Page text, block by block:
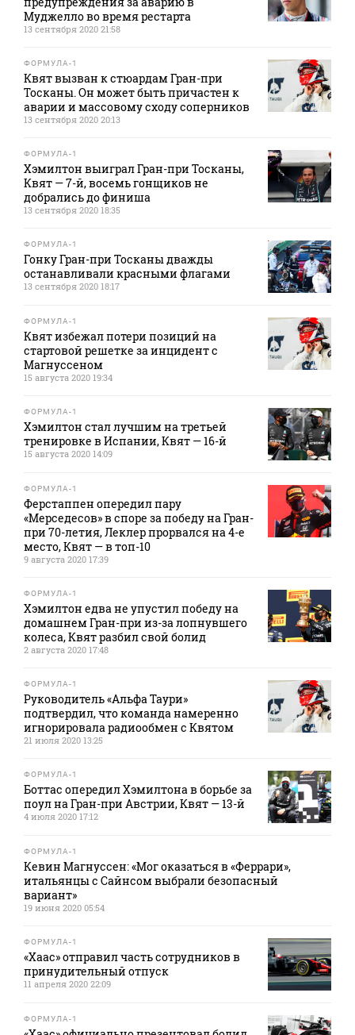
Муджелло во время рестарта
13 сентября 2020 21:58
ФОРМУЛА-1
Квят вызван к стюардам Гран-при
Тосканы. Он может быть причастен к
аварии и массовому сходу соперников
13 сентября 2020 20:13
ФОРМУЛА-1
Хэмилтон выиграл Гран-при Тосканы,
Квят — 7-й, восемь гонщиков не
добрались до финиша
13 сентября 2020 18:35
ФОРМУЛА-1
Гонку Гран-при Тосканы дважды
останавливали красными флагами
13 сентября 2020 18:17
ФОРМУЛА-1
Квят избежал потери позиций на
стартовой решетке за инцидент с
Магнуссеном
15 августа 2020 19:34
ФОРМУЛА-1
Хэмилтон стал лучшим на третьей
тренировке в Испании, Квят — 16-й
15 августа 2020 14:09
ФОРМУЛА-1
Ферстаппен опередил пару
«Мерседесов» в споре за победу на Гран-
при 70-летия, Леклер прорвался на 4-е
место, Квят — в топ-10
9 августа 2020 17:39
ФОРМУЛА-1
Хэмилтон едва не упустил победу на
домашнем Гран-при из-за лопнувшего
колеса, Квят разбил свой болид
2 августа 2020 17:48
ФОРМУЛА-1
Руководитель «Альфа Таури»
подтвердил, что команда намеренно
игнорировала радиообмен с Квятом
21 июля 2020 13:25
ФОРМУЛА-1
Боттас опередил Хэмилтона в борьбе за
поул на Гран-при Австрии, Квят — 13-й
4 июля 2020 17:12
ФОРМУЛА-1
Кевин Магнуссен: «Мог оказаться в «Феррари»,
итальянцы с Сайнсом выбрали безопасный
вариант»
19 июня 2020 05:54
ФОРМУЛА-1
«Хаас» отправил часть сотрудников в
принудительный отпуск
11 апреля 2020 22:09
ФОРМУЛА-1